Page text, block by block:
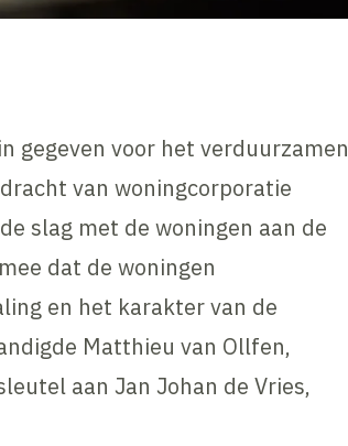
gegeven voor het verduurzamen
van woningcorporatie
slag met de woningen aan de
dat de woningen
en het karakter van de
Matthieu van Ollfen,
aan Jan Johan de Vries,